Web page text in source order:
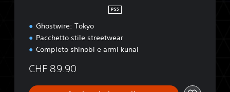
PS5
Ghostwire: Tokyo
Pacchetto stile streetwear
Completo shinobi e armi kunai
CHF 89.90